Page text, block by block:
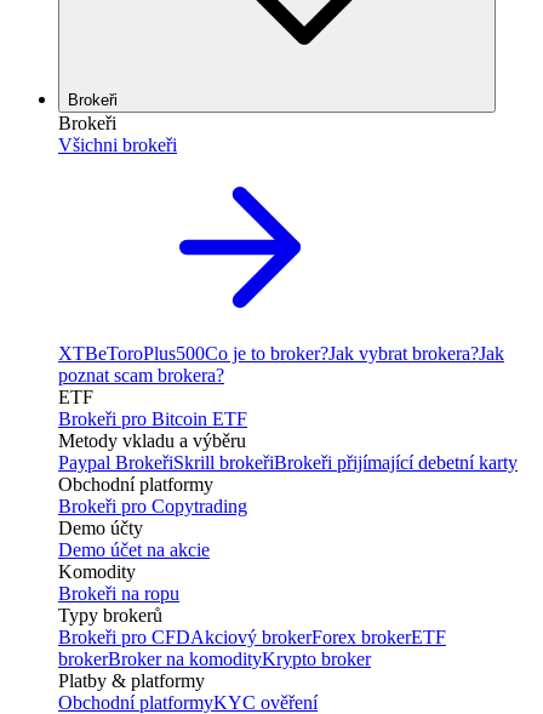
Brokeři
Brokeři
Všichni brokeři
XTBeToroPlus500Co je to broker?Jak vybrat brokera?Jak
poznat scam brokera?
ETF
Brokeři pro Bitcoin ETF
Metody vkladu a výběru
Paypal BrokeřiSkrill brokeřiBrokeři přijímající debetní karty
Obchodní platformy
Brokeři pro Copytrading
Demo účty
Demo účet na akcie
Komodity
Brokeři na ropu
Typy brokerů
Brokeři pro CFDAkciový brokerForex brokerETF
brokerBroker na komodityKrypto broker
Platby & platformy
Obchodní platformyKYC ověření